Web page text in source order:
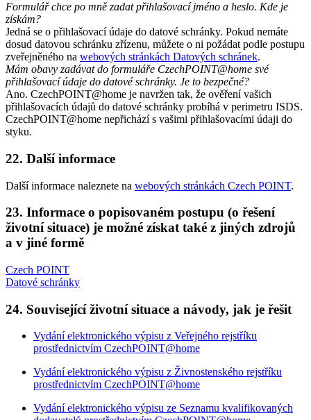
Formulář chce po mně zadat přihlašovací jméno a heslo. Kde je
získám?
Jedná se o přihlašovací údaje do datové schránky. Pokud nemáte
dosud datovou schránku zřízenu, můžete o ni požádat podle postupu
zveřejněného na webových stránkách Datových schránek.
Mám obavy zadávat do formuláře CzechPOINT@home své
přihlašovací údaje do datové schránky. Je to bezpečné?
Ano. CzechPOINT@home je navržen tak, že ověření vašich
přihlašovacích údajů do datové schránky probíhá v perimetru ISDS.
CzechPOINT@home nepřichází s vašimi přihlašovacími údaji do
styku.
22. Další informace
Další informace naleznete na webových stránkách Czech POINT.
23. Informace o popisovaném postupu (o řešení
životní situace) je možné získat také z jiných zdrojů
a v jiné formě
Czech POINT
Datové schránky
24. Související životní situace a návody, jak je řešit
Vydání elektronického výpisu z Veřejného rejstříku
prostřednictvím CzechPOINT@home
Vydání elektronického výpisu z Živnostenského rejstříku
prostřednictvím CzechPOINT@home
Vydání elektronického výpisu ze Seznamu kvalifikovaných